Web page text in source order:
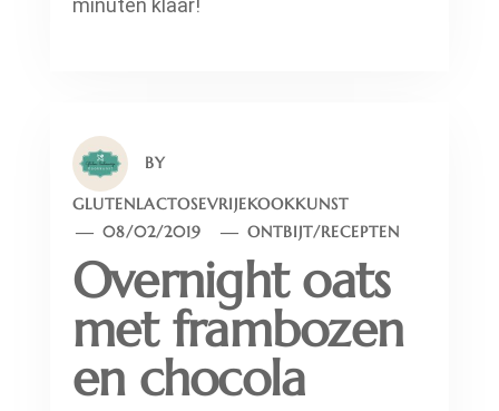
minuten klaar!
BY
GLUTENLACTOSEVRIJEKOOKKUNST
08/02/2019
ONTBIJT/RECEPTEN
Overnight oats
met frambozen
en chocola